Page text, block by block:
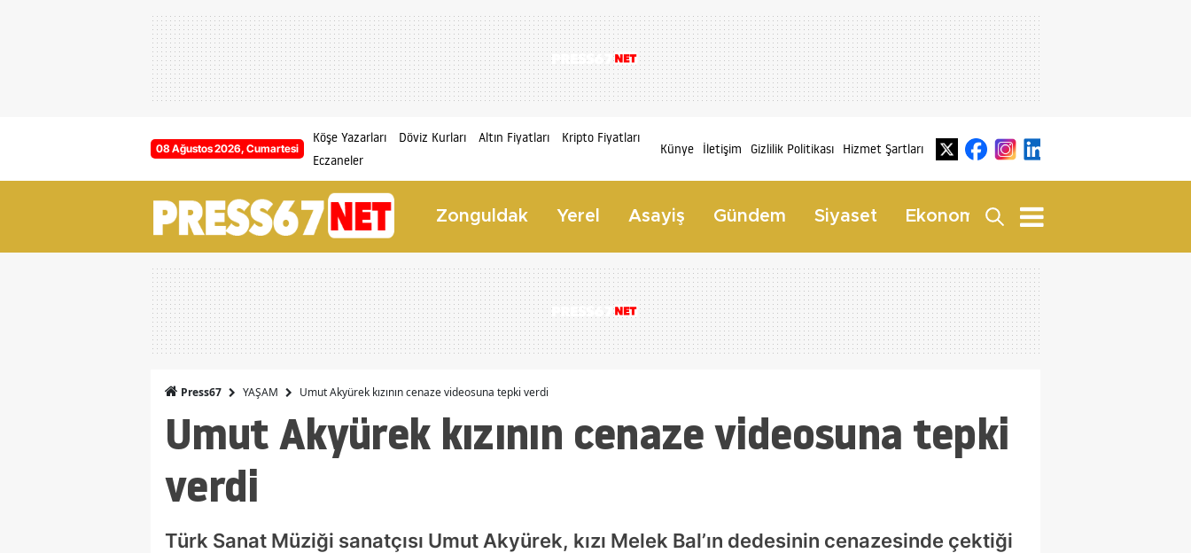
08 Ağustos 2026, Cumartesi
Köşe Yazarları Döviz Kurları Altın Fiyatları
Kripto Fiyatları
Eczaneler
Künye İletişim Gizlilik Politikası Hizmet Şartları
Zonguldak Yerel Asayiş Gündem Siyaset Ekonomi Yaşam
Press67 YAŞAM Umut Akyürek kızının cenaze videosuna tepki verdi
Umut Akyürek kızının cenaze videosuna tepki
verdi
Türk Sanat Müziği sanatçısı Umut Akyürek, kızı Melek Bal’ın dedesinin cenazesinde çektiği